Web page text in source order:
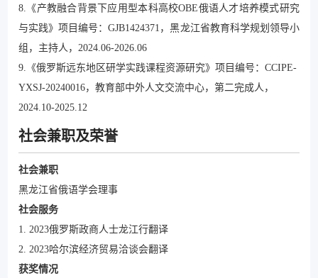
8.《产教融合背景下应用型本科高校OBE俄语人才培养模式研究
与实践》项目编号：GJB1424371，黑龙江省教育科学规划领导小
组，主持人，2024.06-2026.06
9.《俄罗斯远东地区研学实践课程资源研究》项目编号：CCIPE-
YXSJ-20240016，教育部中外人文交流中心，第二完成人，
2024.10-2025.12
社会兼职及荣誉
社会兼职
黑龙江省俄语学会理事
社会服务
1. 2023俄罗斯政商人士龙江行翻译
2. 2023哈尔滨经济贸易洽谈会翻译
获奖情况